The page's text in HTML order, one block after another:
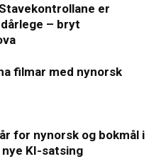
er
– bryt
filmar med nynorsk
for nynorsk og bokmål i
KI-satsing